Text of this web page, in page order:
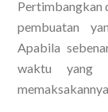
Pertimbangkan
pembuatan
Apabila
waktu yang